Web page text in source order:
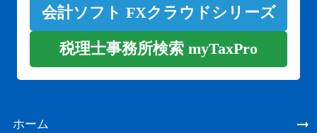
会計ソフト FXクラウドシリーズ
税理士事務所検索 myTaxPro
ホーム